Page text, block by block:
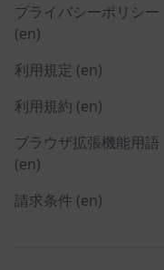
プライバシーポリシー
(en)
利用規定 (en)
利用規約 (en)
ブラウザ拡張機能用語
(en)
請求条件 (en)